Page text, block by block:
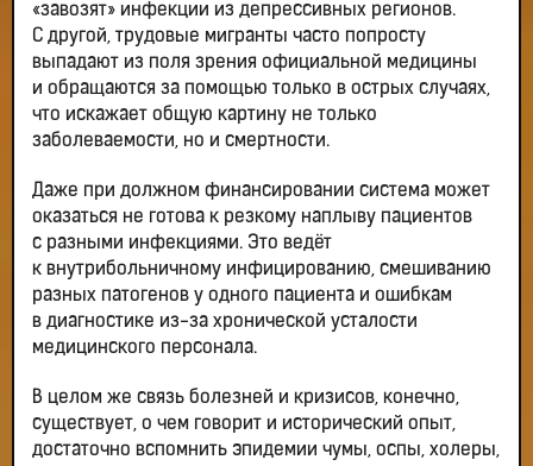
«завозят» инфекции из депрессивных регионов.
С другой, трудовые мигранты часто попросту
выпадают из поля зрения официальной медицины
и обращаются за помощью только в острых случаях,
что искажает общую картину не только
заболеваемости, но и смертности.
Даже при должном финансировании система может
оказаться не готова к резкому наплыву пациентов
с разными инфекциями. Это ведёт
к внутрибольничному инфицированию, смешиванию
разных патогенов у одного пациента и ошибкам
в диагностике из-за хронической усталости
медицинского персонала.
В целом же связь болезней и кризисов, конечно,
существует, о чем говорит и исторический опыт,
достаточно вспомнить эпидемии чумы, оспы, холеры,